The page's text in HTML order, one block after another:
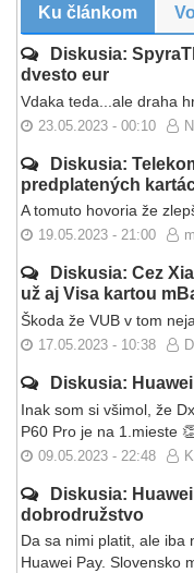
Ku článkom
Diskusia:
dvesto eur
Vdaka teda...ale draha
23.05.2023 - 00:10
Diskusia:
predplatených
A tomuto hovoria že
19.05.2023 - 21:00
Diskusia: Cez
už aj Visa kartou
Škoda že VUB v tom
17.05.2023 - 10:38
Diskusia:
Inak som si všimol, že
P60 Pro je na 1.mieste
09.05.2023 - 22:48
Diskusia:
dobrodružstvo
Da sa nimi platit, ale iba
Huawei Pay. Slovensko